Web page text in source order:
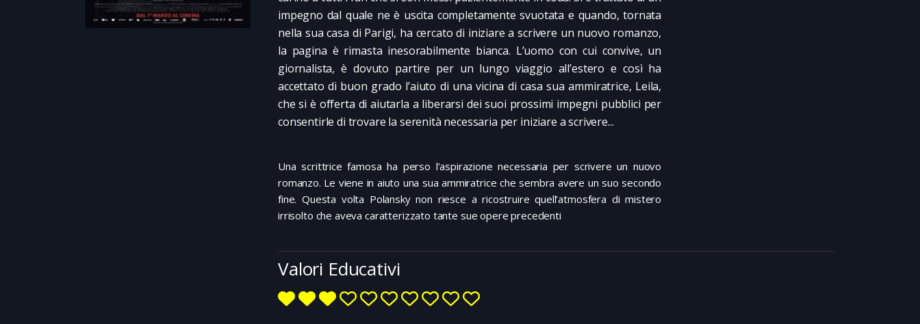
impegno dal quale ne è uscita completamente svuotata e quando, tornata
nella sua casa di Parigi, ha cercato di iniziare a scrivere un nuovo romanzo,
la pagina è rimasta inesorabilmente bianca. L’uomo con cui convive, un
giornalista, è dovuto partire per un lungo viaggio all’estero e così ha
accettato di buon grado l’aiuto di una vicina di casa sua ammiratrice, Leila,
che si è offerta di aiutarla a liberarsi dei suoi prossimi impegni pubblici per
consentirle di trovare la serenità necessaria per iniziare a scrivere...
Una scrittrice famosa ha perso l’aspirazione necessaria per scrivere un nuovo
romanzo. Le viene in aiuto una sua ammiratrice che sembra avere un suo secondo
fine. Questa volta Polansky non riesce a ricostruire quell’atmosfera di mistero
irrisolto che aveva caratterizzato tante sue opere precedenti
Valori Educativi